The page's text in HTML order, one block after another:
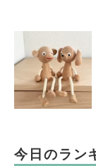
今日のラン